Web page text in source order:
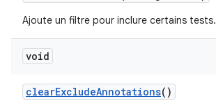
Ajoute un filtre pour inclure certains tests.
void
clearExcludeAnnotations()